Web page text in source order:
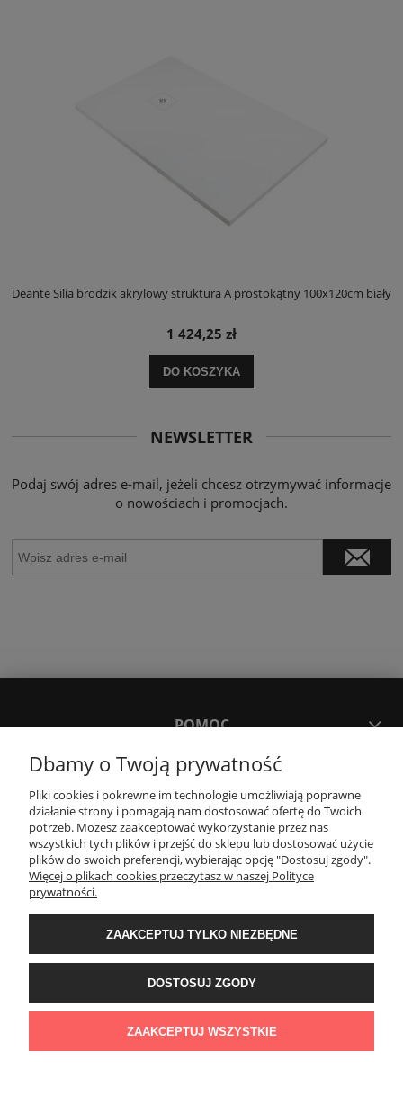
Deante Silia brodzik akrylowy struktura A prostokątny 100x120cm biały
1 424,25 zł
DO KOSZYKA
NEWSLETTER
Podaj swój adres e-mail, jeżeli chcesz otrzymywać informacje
o nowościach i promocjach.
POMOC
MOJE KONTO
PŁATNOŚCI I DOSTAWA
Wyposażenie łazienek Łazienki.eco | Pawła 23, 41-708 Ruda Śląska | E-mail:
sklep@lazienki.eco | Tel.: 600 012 164 lub 600 012 159 | TGS Przemysław
Stoń | NIP: 6312213594 | REGON: 276403698
Dbamy o Twoją prywatność
Pliki cookies i pokrewne im technologie umożliwiają poprawne
działanie strony i pomagają nam dostosować ofertę do Twoich
potrzeb. Możesz zaakceptować wykorzystanie przez nas
wszystkich tych plików i przejść do sklepu lub dostosować użycie
plików do swoich preferencji, wybierając opcję "Dostosuj zgody".
Więcej o plikach cookies przeczytasz w naszej Polityce
prywatności.
ZAAKCEPTUJ TYLKO NIEZBĘDNE
DOSTOSUJ ZGODY
ZAAKCEPTUJ WSZYSTKIE